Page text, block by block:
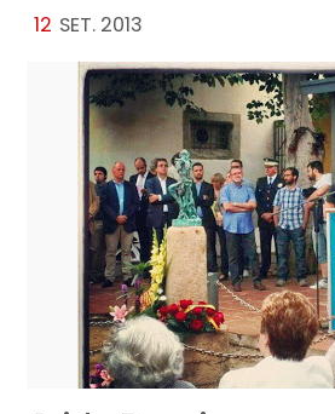
12 SET. 2013